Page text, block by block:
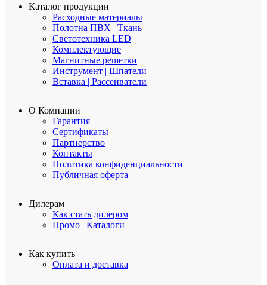
Каталог продукции
Расходные материалы
Полотна ПВХ | Ткань
Светотехника LED
Комплектующие
Магнитные решетки
Инструмент | Шпатели
Вставка | Рассеиватели
О Компании
Гарантия
Сертификаты
Партнерство
Контакты
Политика конфиденциальности
Публичная оферта
Дилерам
Как стать дилером
Промо | Каталоги
Как купить
Оплата и доставка